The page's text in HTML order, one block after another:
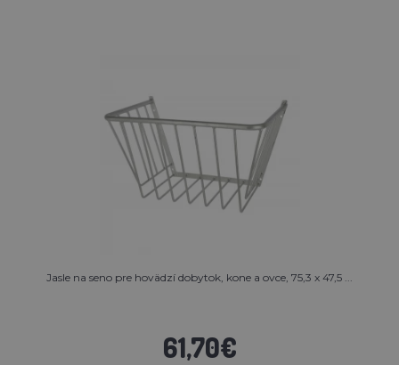
Jasle na seno pre hovädzí dobytok, kone a ovce, 75,3 x 47,5 ...
61,70€